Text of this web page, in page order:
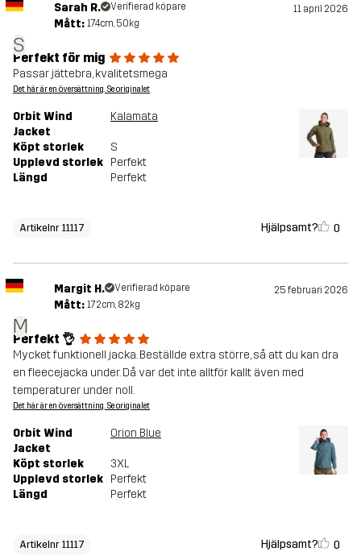
S
Sarah R. Verifierad köpare 11 april 2026
Mått: 174cm, 50kg
Perfekt för mig
Passar jättebra, kvalitetsmega
Det här är en översättning. Se originalet
Orbit Wind
Jacket
Kalamata
Köpt storlek
S
Upplevd storlek Perfekt
Längd
Perfekt
Artikelnr 11117 Hjälpsamt? 0
M
Margit H. Verifierad köpare 25 februari 2026
Mått: 172cm, 82kg
Perfekt 👌
Mycket funktionell jacka. Beställde extra större, så att du kan dra
en fleecejacka under. Då var det inte alltför kallt även med
temperaturer under noll.
Det här är en översättning. Se originalet
Orbit Wind
Jacket
Orion Blue
Köpt storlek
3XL
Upplevd storlek Perfekt
Längd
Perfekt
Artikelnr 11117 Hjälpsamt? 0